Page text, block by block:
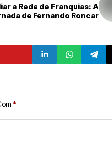
a Rede de Franquias: A
de Fernando Roncar
*